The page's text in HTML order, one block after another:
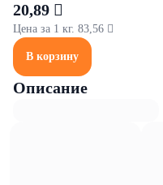
20,89 
Цена за 1 кг. 83,56 
В корзину
Описание